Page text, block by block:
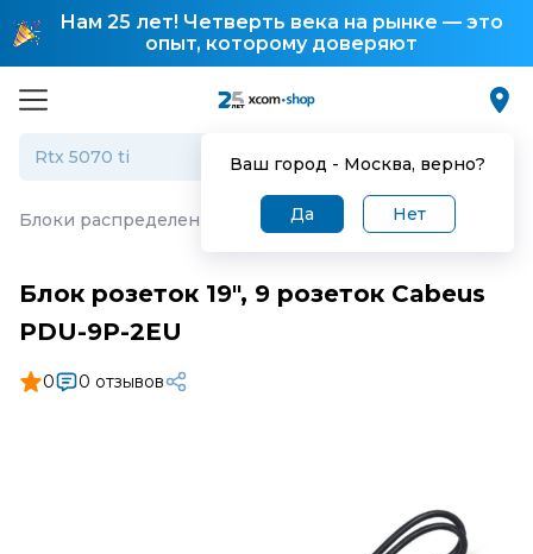
Нам 25 лет! Четверть века на рынке — это
опыт, которому доверяют
Ваш город - Москва, верно?
Да Нет
Блоки распределения питания (PDU) Блок розеток
Блок розеток 19", 9 розеток Cabeus
PDU-9P-2EU
0 0 отзывов